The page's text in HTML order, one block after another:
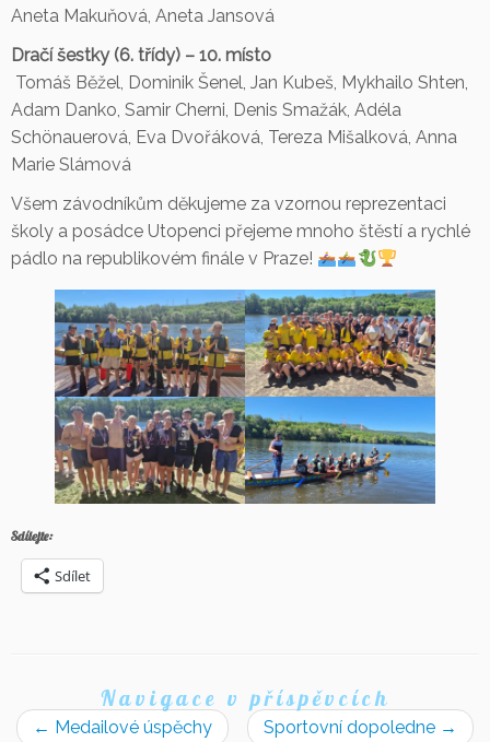
Aneta Makuňová, Aneta Jansová
Dračí šestky (6. třídy) – 10. místo
Tomáš Běžel, Dominik Šenel, Jan Kubeš, Mykhailo Shten,
Adam Danko, Samir Cherni, Denis Smažák, Adéla
Schönauerová, Eva Dvořáková, Tereza Mišalková, Anna
Marie Slámová
Všem závodníkům děkujeme za vzornou reprezentaci
školy a posádce Utopenci přejeme mnoho štěstí a rychlé
pádlo na republikovém finále v Praze!
Sdílejte:
Sdílet
Navigace v příspěvcích
← Medailové úspěchy Sportovní dopoledne →